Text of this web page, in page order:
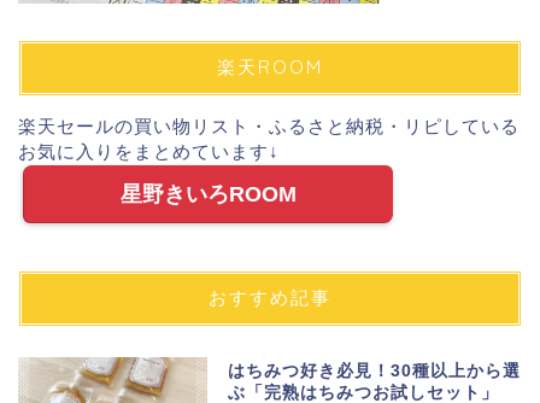
楽天ROOM
楽天セールの買い物リスト・ふるさと納税・リピしている
お気に入りをまとめています↓
星野きいろROOM
おすすめ記事
はちみつ好き必見！30種以上から選
ぶ「完熟はちみつお試しセット」